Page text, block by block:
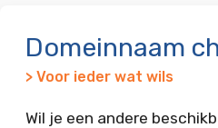
Domeinnaam
> Voor ieder wat wils
Wil je een andere